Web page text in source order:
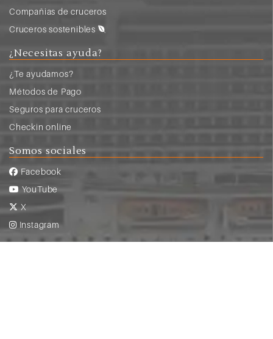
Compañias de cruceros
Cruceros sostenibles
¿Necesitas ayuda?
¿Te ayudamos?
Métodos de Pago
Seguros para cruceros
Checkin online
Somos sociales
Facebook
YouTube
X
Instagram